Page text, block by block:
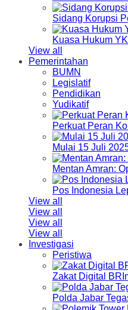
Sidang Korupsi
Kuasa Hukum
View all
Pemerintahan
BUMN
Legislatif
Pendidikan
Yudikatif
Perkuat Peran
Mulai 15 Juli
Mentan Amran:
Pos Indonesia
View all
View all
View all
View all
Investigasi
Peristiwa
Zakat Digital
Polda Jabar